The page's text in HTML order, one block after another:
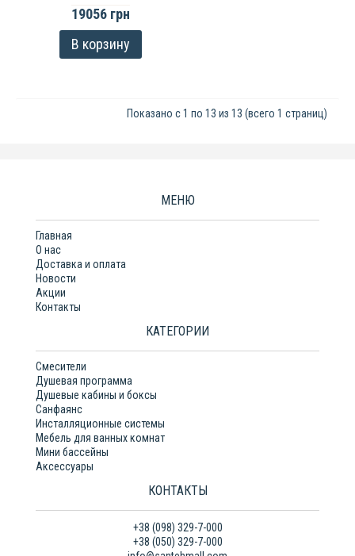
19056 грн
В корзину
Показано с 1 по 13 из 13 (всего 1 страниц)
МЕНЮ
Главная
О нас
Доставка и оплата
Новости
Акции
Контакты
КАТЕГОРИИ
Смесители
Душевая программа
Душевые кабины и боксы
Санфаянс
Инсталляционные системы
Мебель для ванных комнат
Мини бассейны
Аксессуары
КОНТАКТЫ
+38 (098) 329-7-000
+38 (050) 329-7-000